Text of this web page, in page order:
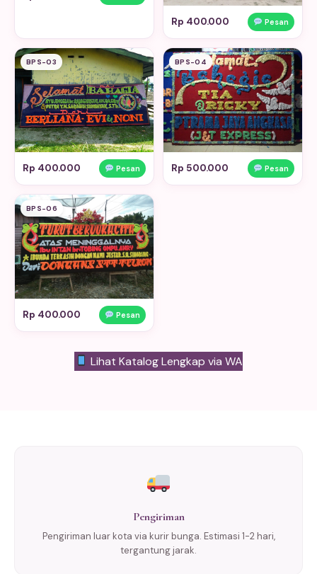
Rp 400.000 Pesan
BPS-03
Rp 400.000 Pesan
BPS-04
Rp 500.000 Pesan
BPS-06
Rp 400.000 Pesan
Lihat Katalog Lengkap via WA
Pengiriman
Pengiriman luar kota via kurir bunga. Estimasi 1-2 hari,
tergantung jarak.